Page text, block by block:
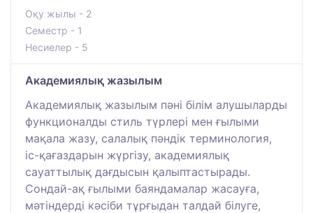
Оқу жылы - 2
Семестр - 1
Несиелер - 5
Академиялық жазылым
Академиялық жазылым пәні білім алушыларды
функционалды стиль түрлері мен ғылыми
мақала жазу, салалық пәндік терминология,
іс-қағаздарын жүргізу, академиялық
сауаттылық дағдысын қалыптастырады.
Сондай-ақ ғылыми баяндамалар жасауға,
мәтіндерді кәсіби тұрғыдан талдай білуге,